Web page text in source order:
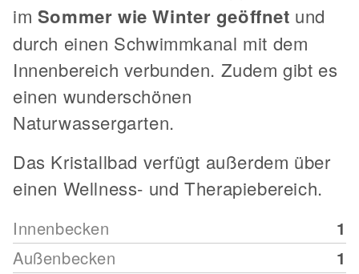
im Sommer wie Winter geöffnet und
durch einen Schwimmkanal mit dem
Innenbereich verbunden. Zudem gibt es
einen wunderschönen
Naturwassergarten.
Das Kristallbad verfügt außerdem über
einen Wellness- und Therapiebereich.
Innenbecken
1
Außenbecken
1